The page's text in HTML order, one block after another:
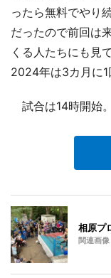
ったら無料でやり
だったので前回は
くる人たちにも見
2024年は3カ月に1
試合は14時開始
相原プ
関連画像